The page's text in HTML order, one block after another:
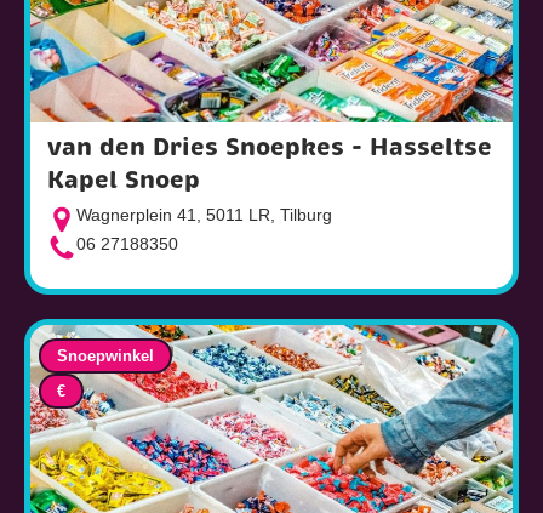
van den Dries Snoepkes - Hasseltse
Kapel Snoep
Wagnerplein 41, 5011 LR, Tilburg
06 27188350
Snoepwinkel
€